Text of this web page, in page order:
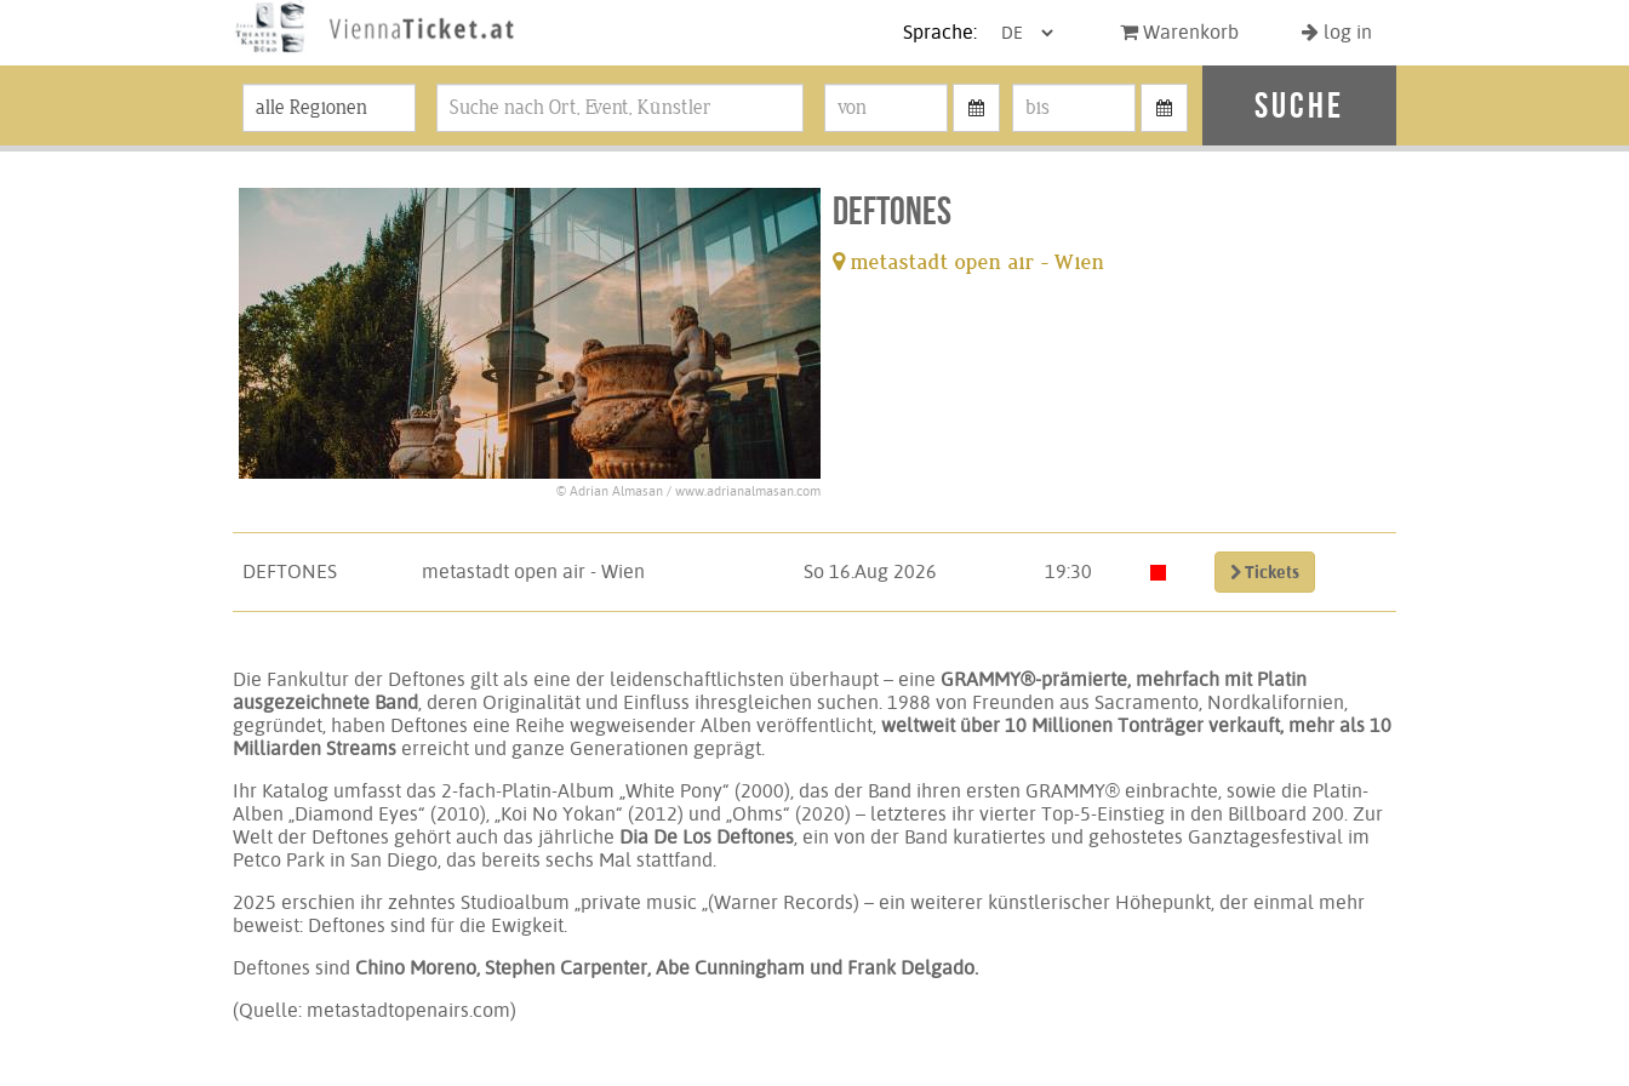
Sprache: Warenkorb log in
Suche
© Adrian Almasan / www.adrianalmasan.com
DEFTONES
metastadt open air - Wien
DEFTONES metastadt open air - Wien So 16.Aug 2026 19:30 Tickets
Die Fankultur der Deftones gilt als eine der leidenschaftlichsten überhaupt – eine GRAMMY®-prämierte, mehrfach mit Platin
ausgezeichnete Band, deren Originalität und Einfluss ihresgleichen suchen. 1988 von Freunden aus Sacramento, Nordkalifornien,
gegründet, haben Deftones eine Reihe wegweisender Alben veröffentlicht, weltweit über 10 Millionen Tonträger verkauft, mehr als 10
Milliarden Streams erreicht und ganze Generationen geprägt.
Ihr Katalog umfasst das 2-fach-Platin-Album „White Pony“ (2000), das der Band ihren ersten GRAMMY® einbrachte, sowie die Platin-
Alben „Diamond Eyes“ (2010), „Koi No Yokan“ (2012) und „Ohms“ (2020) – letzteres ihr vierter Top-5-Einstieg in den Billboard 200. Zur
Welt der Deftones gehört auch das jährliche Dia De Los Deftones, ein von der Band kuratiertes und gehostetes Ganztagesfestival im
Petco Park in San Diego, das bereits sechs Mal stattfand.
2025 erschien ihr zehntes Studioalbum „private music „(Warner Records) – ein weiterer künstlerischer Höhepunkt, der einmal mehr
beweist: Deftones sind für die Ewigkeit.
Deftones sind Chino Moreno, Stephen Carpenter, Abe Cunningham und Frank Delgado.
(Quelle: metastadtopenairs.com)